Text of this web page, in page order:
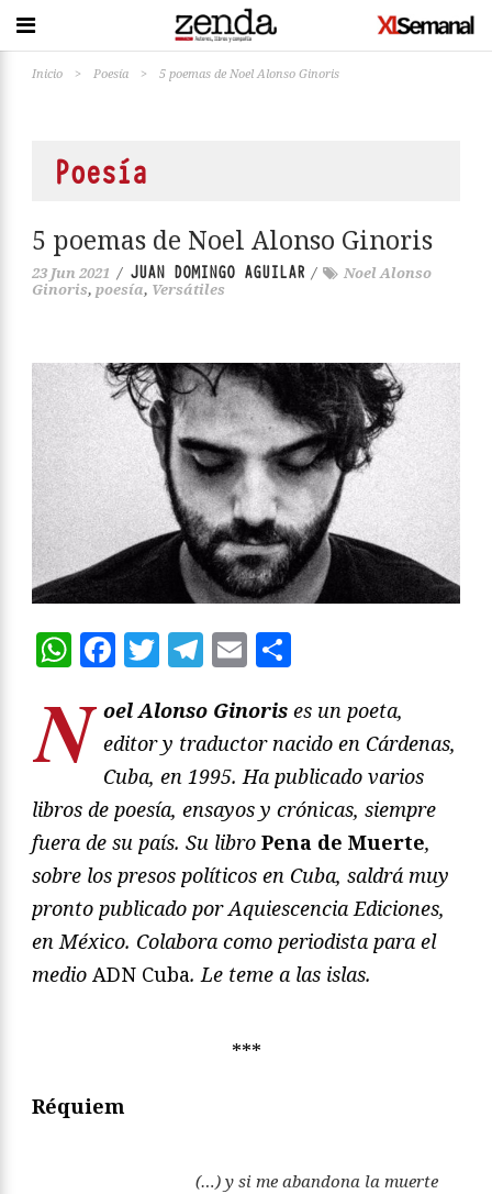
Inicio > Poesía > 5 poemas de Noel Alonso Ginoris
Poesía
5 poemas de Noel Alonso Ginoris
23 Jun 2021 / JUAN DOMINGO AGUILAR /
Noel Alonso
Ginoris, poesía, Versátiles
WhatsApp
Facebook
Twitter
Telegram
Email
N oel Alonso Ginoris es un poeta,
editor y traductor nacido en Cárdenas,
Cuba, en 1995. Ha publicado varios
libros de poesía, ensayos y crónicas, siempre
fuera de su país. Su libro Pena de Muerte,
sobre los presos políticos en Cuba, saldrá muy
pronto publicado por Aquiescencia Ediciones,
en México. Colabora como periodista para el
medio ADN Cuba. Le teme a las islas.
***
Réquiem
(…) y si me abandona la muerte